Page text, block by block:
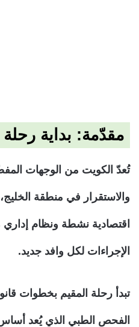
مقدّمة: بداية رحلة
تُعدّ الكويت من الوجهات
والاستقرار في منطقة الخليج،
اقتصادية نشطة ونظام
الإجراءات لكل وافد جديد.
تبدأ رحلة المقيم بخطوات
الفحص الطبي الذي يُعد